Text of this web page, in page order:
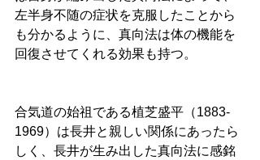
左半身不随の症状を克服したことから
も分かるように、真向法は体の機能を
回復させてくれる効果も持つ。
合気道の始祖である植芝盛平（1883-
1969）は長井と親しい関係にあったら
しく、長井が生み出した真向法に感銘